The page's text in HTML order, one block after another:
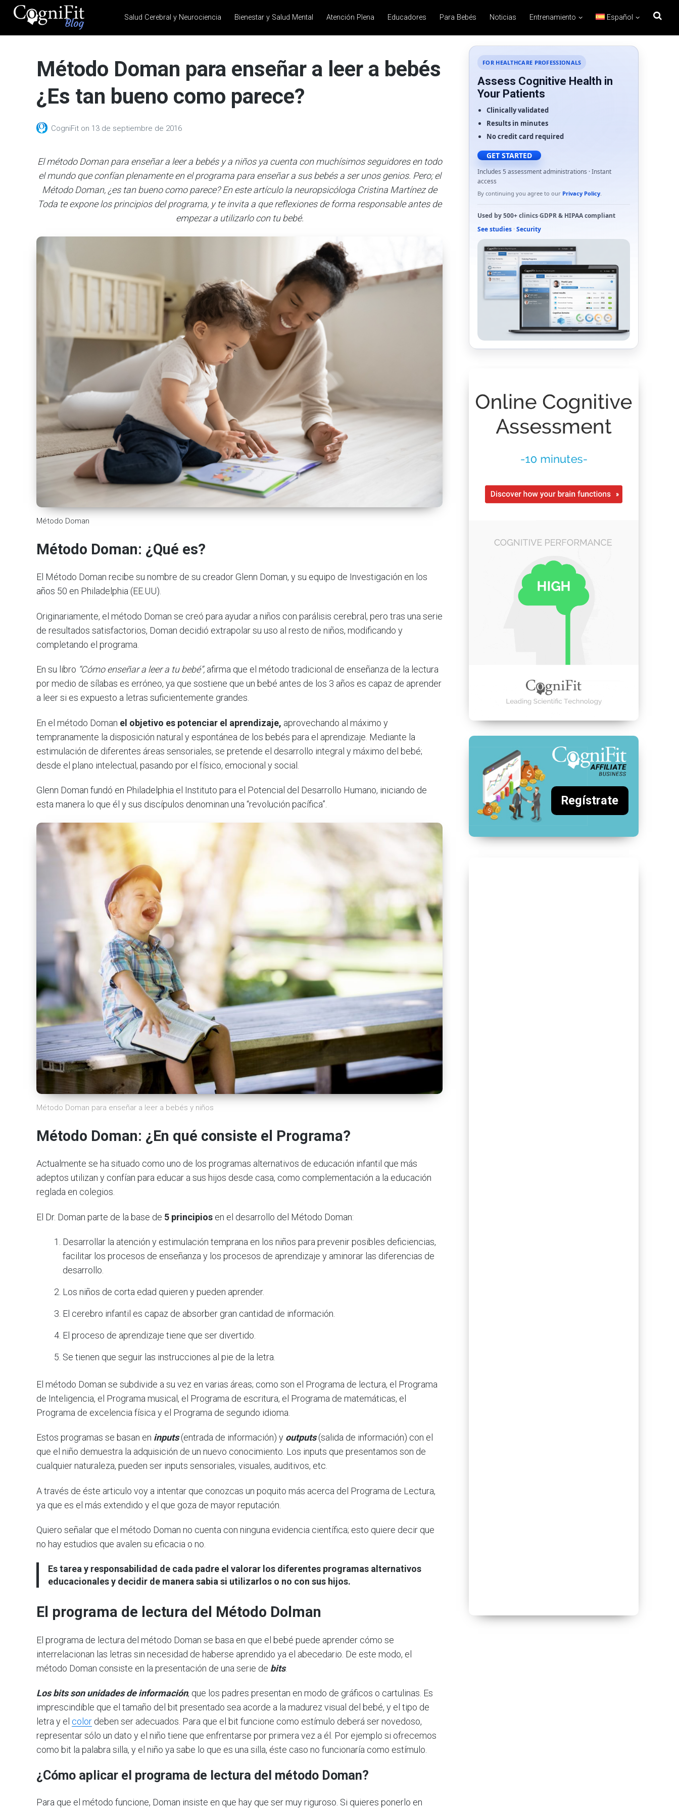
CogniFit
Health
Brain Training, Mental
Health, and Wellness
Salud Cerebral y Neurociencia Bienestar y Salud Mental Atención Plena Educadores Para Bebés Noticias Entrenamiento Español
Método Doman para enseñar a leer a bebés
¿Es tan bueno como parece?
CogniFit on 13 de septiembre de 2016
El método Doman para enseñar a leer a bebés y a niños ya cuenta con muchísimos seguidores en todo
el mundo que confían plenamente en el programa para enseñar a sus bebés a ser unos genios. Pero; el
Método Doman, ¿es tan bueno como parece? En este artículo la neuropsicóloga Cristina Martínez de
Toda te expone los principios del programa, y te invita a que reflexiones de forma responsable antes de
empezar a utilizarlo con tu bebé.
Método Doman
Método Doman: ¿Qué es?
El Método Doman recibe su nombre de su creador Glenn Doman, y su equipo de Investigación en los
años 50 en Philadelphia (EE.UU).
Originariamente, el método Doman se creó para ayudar a niños con parálisis cerebral, pero tras una serie
de resultados satisfactorios, Doman decidió extrapolar su uso al resto de niños, modificando y
completando el programa.
En su libro “Cómo enseñar a leer a tu bebé”, afirma que el método tradicional de enseñanza de la lectura
por medio de sílabas es erróneo, ya que sostiene que un bebé antes de los 3 años es capaz de aprender
a leer si es expuesto a letras suficientemente grandes.
En el método Doman el objetivo es potenciar el aprendizaje, aprovechando al máximo y
tempranamente la disposición natural y espontánea de los bebés para el aprendizaje. Mediante la
estimulación de diferentes áreas sensoriales, se pretende el desarrollo integral y máximo del bebé;
desde el plano intelectual, pasando por el físico, emocional y social.
Glenn Doman fundó en Philadelphia el Instituto para el Potencial del Desarrollo Humano, iniciando de
esta manera lo que él y sus discípulos denominan una “revolución pacífica”.
Método Doman para enseñar a leer a bebés y niños
Método Doman: ¿En qué consiste el Programa?
Actualmente se ha situado como uno de los programas alternativos de educación infantil que más
adeptos utilizan y confían para educar a sus hijos desde casa, como complementación a la educación
reglada en colegios.
El Dr. Doman parte de la base de 5 principios en el desarrollo del Método Doman:
Desarrollar la atención y estimulación temprana en los niños para prevenir posibles deficiencias,
facilitar los procesos de enseñanza y los procesos de aprendizaje y aminorar las diferencias de
desarrollo.
Los niños de corta edad quieren y pueden aprender.
El cerebro infantil es capaz de absorber gran cantidad de información.
El proceso de aprendizaje tiene que ser divertido.
Se tienen que seguir las instrucciones al pie de la letra.
El método Doman se subdivide a su vez en varias áreas; como son el Programa de lectura, el Programa
de Inteligencia, el Programa musical, el Programa de escritura, el Programa de matemáticas, el
Programa de excelencia física y el Programa de segundo idioma.
Estos programas se basan en inputs(entrada de información) y outputs(salida de información) con el
que el niño demuestra la adquisición de un nuevo conocimiento. Los inputs que presentamos son de
cualquier naturaleza, pueden ser inputs sensoriales, visuales, auditivos, etc.
A través de éste articulo voy a intentar que conozcas un poquito más acerca del Programa de Lectura,
ya que es el más extendido y el que goza de mayor reputación.
Quiero señalar que el método Doman no cuenta con ninguna evidencia científica; esto quiere decir que
no hay estudios que avalen su eficacia o no.
Es tarea y responsabilidad de cada padre el valorar los diferentes programas alternativos
educacionales y decidir de manera sabia si utilizarlos o no con sus hijos.
El programa de lectura del Método Dolman
El programa de lectura del método Doman se basa en que el bebé puede aprender cómo se
interrelacionan las letras sin necesidad de haberse aprendido ya el abecedario. De este modo, el
método Doman consiste en la presentación de una serie de bits.
Los bits son unidades de información, que los padres presentan en modo de gráficos o cartulinas. Es
imprescindible que el tamaño del bit presentado sea acorde a la madurez visual del bebé, y el tipo de
letra y el color deben ser adecuados. Para que el bit funcione como estímulo deberá ser novedoso,
representar sólo un dato y el niño tiene que enfrentarse por primera vez a él. Por ejemplo si ofrecemos
como bit la palabra silla, y el niño ya sabe lo que es una silla, éste caso no funcionaría como estímulo.
¿Cómo aplicar el programa de lectura del método Doman?
Para que el método funcione, Doman insiste en que hay que ser muy riguroso. Si quieres ponerlo en
FOR HEALTHCARE PROFESSIONALS
Assess Cognitive Health in
Your Patients
Clinically validated
Results in minutes
No credit card required
GET STARTED
Includes 5 assessment administrations · Instant
access
By continuing you agree to our Privacy Policy.
Used by500+ clinics·GDPR& HIPAAcompliant
See studies · Security
Regístrate